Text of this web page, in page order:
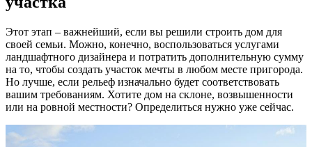
Этот этап – важнейший, если вы решили строить дом для
своей семьи. Можно, конечно, воспользоваться услугами
ландшафтного дизайнера и потратить дополнительную сумму
на то, чтобы создать участок мечты в любом месте пригорода.
Но лучше, если рельеф изначально будет соответствовать
вашим требованиям. Хотите дом на склоне, возвышенности
или на ровной местности? Определиться нужно уже сейчас.